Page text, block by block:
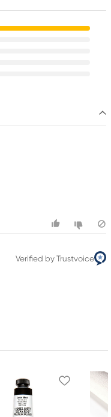
Verified by Trustvoice